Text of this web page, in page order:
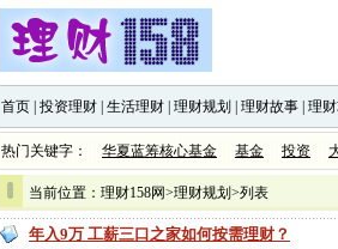
首页 投资理财 生活理财 理财规划 理财故事 理
热门关键字： 华夏蓝筹核心基金 基金 投资
当前位置： 理财158网>理财规划 >列表
年入9万 工薪三口之家如何按需理财？